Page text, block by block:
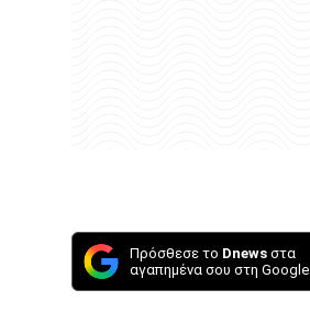
Πρόσθεσε το Dnews στα
αγαπημένα σου στη Google